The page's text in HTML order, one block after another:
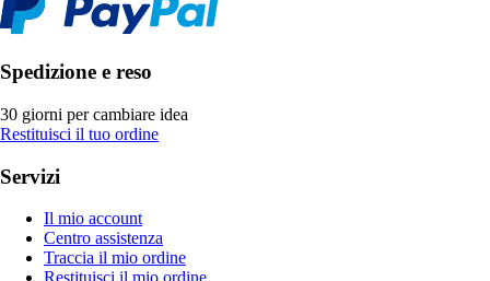
Spedizione e reso
30 giorni per cambiare idea
Restituisci il tuo ordine
Servizi
Il mio account
Centro assistenza
Traccia il mio ordine